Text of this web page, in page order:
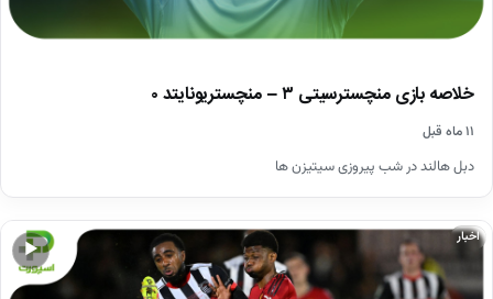
خلاصه بازی منچسترسیتی ۳ – منچستریونایتد ۰
۱۱ ماه قبل
دبل هالند در شب پیروزی سیتیزن ها
▶
اخبار